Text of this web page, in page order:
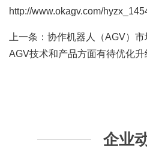
http://www.okagv.com/
上一条： 协作机器人（AGV）市
AGV技术和产品方面有待优化升
企业